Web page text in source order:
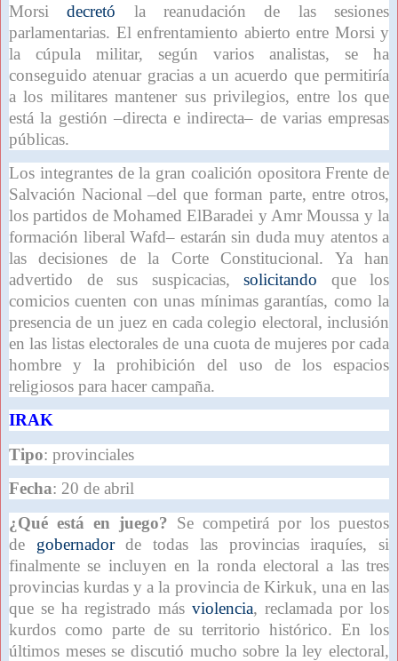
Morsidecretó la reanudación de las sesiones
parlamentarias. El enfrentamiento abierto entre Morsi y
la cúpula militar, según varios analistas, se ha
conseguido atenuar gracias a un acuerdo que permitiría
a los militares mantener sus privilegios, entre los que
está la gestión –directa e indirecta– de varias empresas
públicas.
Los integrantes de la gran coalición opositora Frente de
Salvación Nacional –del que forman parte, entre otros,
los partidos de Mohamed ElBaradei y Amr Moussa y la
formación liberal Wafd– estarán sin duda muy atentos a
las decisiones de la Corte Constitucional. Ya han
advertido de sus suspicacias, solicitando que los
comicios cuenten con unas mínimas garantías, como la
presencia de un juez en cada colegio electoral, inclusión
en las listas electorales de una cuota de mujeres por cada
hombre y la prohibición del uso de los espacios
religiosos para hacer campaña.
IRAK
Tipo: provinciales
Fecha: 20 de abril
¿Qué está en juego? Se competirá por los puestos
de gobernadorde todas las provincias iraquíes, si
finalmente se incluyen en la ronda electoral a las tres
provincias kurdas y a la provincia de Kirkuk, una en las
que se ha registrado más violencia, reclamada por los
kurdos como parte de su territorio histórico. En los
últimos meses se discutió mucho sobre la ley electoral,